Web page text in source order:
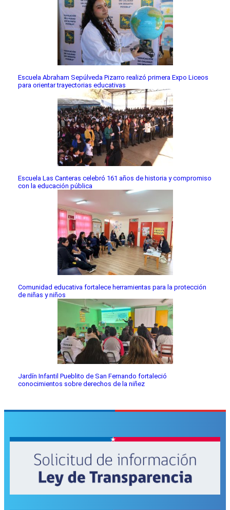
Escuela Abraham Sepúlveda Pizarro realizó primera Expo Liceos
para orientar trayectorias educativas
Escuela Las Canteras celebró 161 años de historia y compromiso
con la educación pública
Comunidad educativa fortalece herramientas para la protección
de niñas y niños
Jardín Infantil Pueblito de San Fernando fortaleció
conocimientos sobre derechos de la niñez